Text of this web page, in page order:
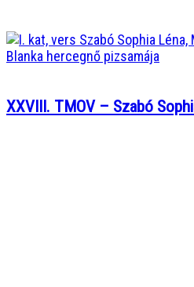
XXVIII. TMOV – Szabó